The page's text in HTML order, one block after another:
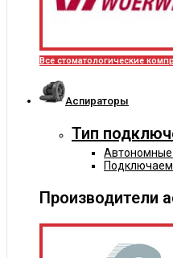
Все стоматологические
Аспираторы
Тип
Автономные
Производители